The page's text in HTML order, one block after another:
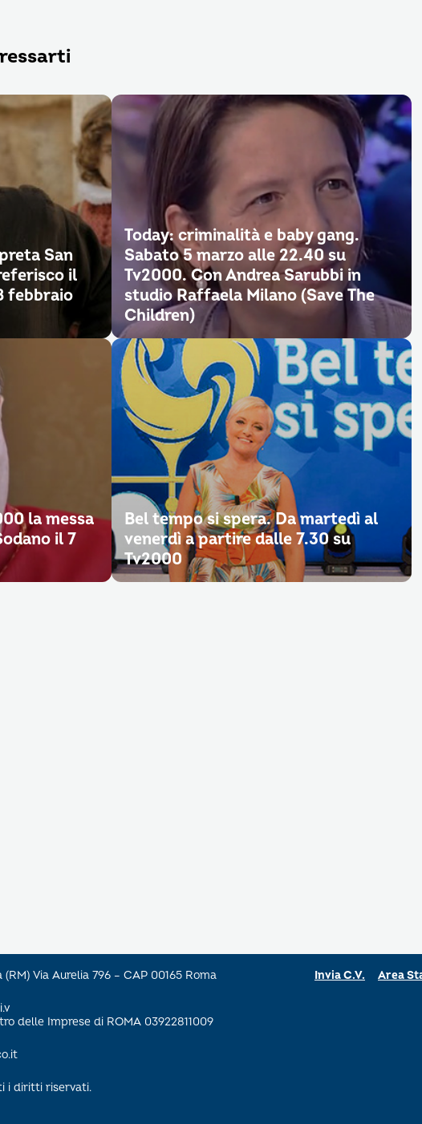
San
il
febbraio
Today: criminalità e baby gang.
Sabato 5 marzo alle 22.40 su
Tv2000. Con Andrea Sarubbi in
studio Raffaela Milano (Save The
Children)
la messa
il 7
Bel tempo si spera. Da martedì al
venerdì a partire dalle 7.30 su
Tv2000
(RM) Via Aurelia 796 – CAP 00165 Roma
delle Imprese di ROMA 03922811009
i diritti riservati.
Invia C.V. Area